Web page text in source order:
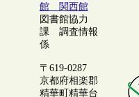
館 関西館
図書館協力
課 調査情報
係
〒619-0287
京都府相楽郡
精華町精華台